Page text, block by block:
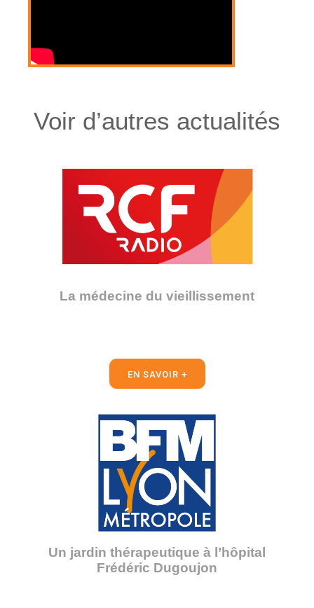
Voir d’autres actualités
La médecine du vieillissement
EN SAVOIR +
Un jardin thérapeutique à l’hôpital
Frédéric Dugoujon